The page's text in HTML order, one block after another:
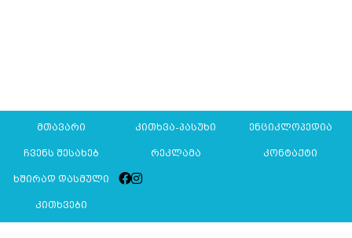
მთავარი კითხვა-პასუხი ენციკლოპედია
ჩვენს შესახებ რეკლამა კონტაქტი
ხშირად დასმული
კითხვები